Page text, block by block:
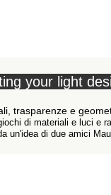
your light
trasparenze e
di materiali e luci e
un'idea di due amici